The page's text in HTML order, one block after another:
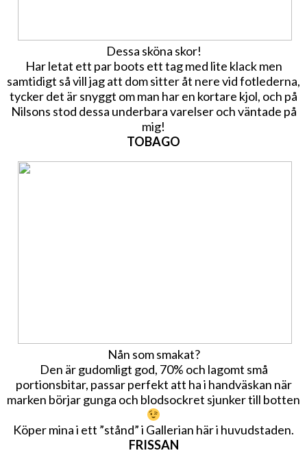
Dessa sköna skor!
Har letat ett par boots ett tag med lite klack men
samtidigt så vill jag att dom sitter åt nere vid fotlederna,
tycker det är snyggt om man har en kortare kjol, och på
Nilsons stod dessa underbara varelser och väntade på
mig!
TOBAGO
Nån som smakat?
Den är gudomligt god, 70% och lagomt små
portionsbitar, passar perfekt att ha i handväskan när
marken börjar gunga och blodsockret sjunker till botten
Köper mina i ett ”stånd” i Gallerian här i huvudstaden.
FRISSAN